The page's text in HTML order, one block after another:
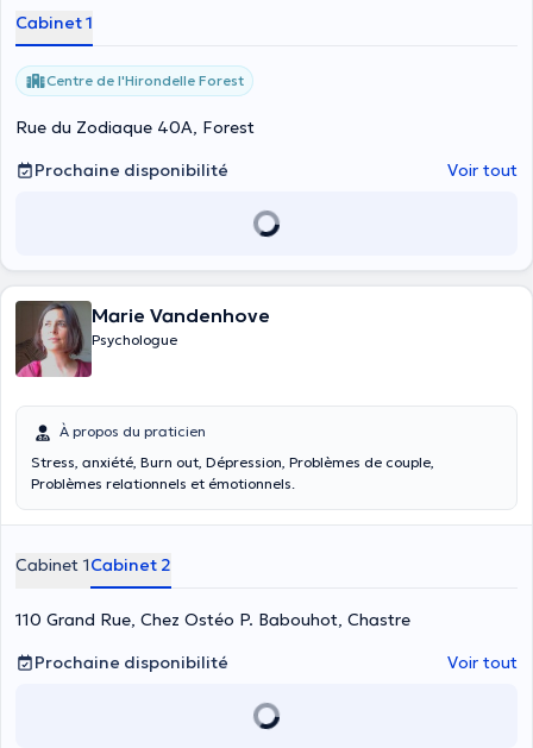
Cabinet 1
Centre de l'Hirondelle Forest
Rue du Zodiaque 40A, Forest
Prochaine disponibilité
Voir tout
Marie Vandenhove
Psychologue
À propos du praticien
Stress, anxiété, Burn out, Dépression, Problèmes de couple,
Problèmes relationnels et émotionnels.
Cabinet 1Cabinet 2
110 Grand Rue, Chez Ostéo P. Babouhot, Chastre
Prochaine disponibilité
Voir tout